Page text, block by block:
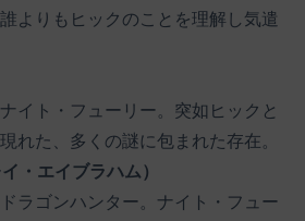
よりもヒックのことを理解し気遣
イト・フューリー。突如ヒックと
れた、多くの謎に包まれた存在。
・エイブラハム）
ラゴンハンター。ナイト・フュー